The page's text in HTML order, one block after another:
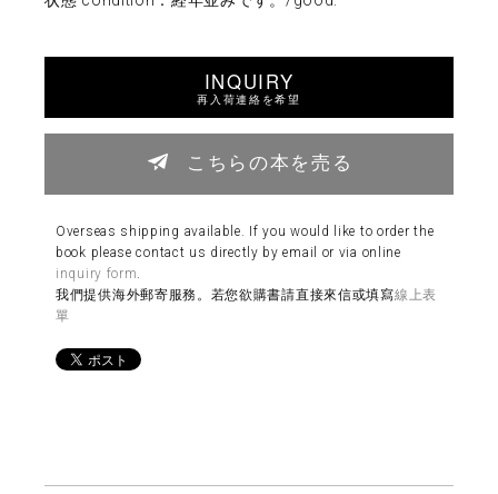
INQUIRY
再入荷連絡を希望
こちらの本を売る
Overseas shipping available. If you would like to order the
book please contact us directly by email or via online
inquiry form
我們提供海外郵寄服務。若您欲購書請直接來信或填寫線上表
單